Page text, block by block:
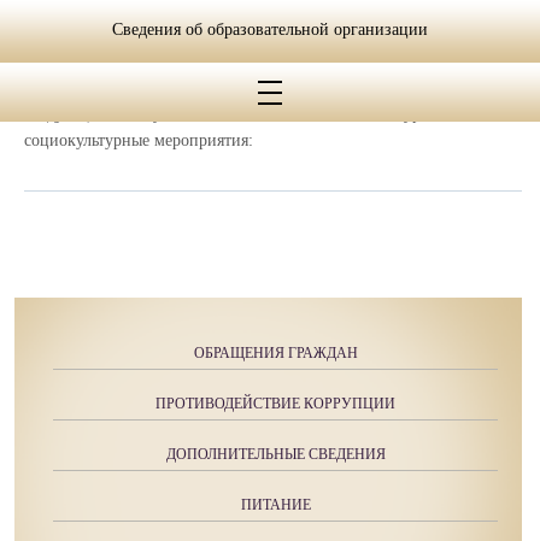
В декабре 2023 года на базе центра «Точка роста» проведены
социокультурные мероприятия:
ОБРАЩЕНИЯ ГРАЖДАН
ПРОТИВОДЕЙСТВИЕ КОРРУПЦИИ
ДОПОЛНИТЕЛЬНЫЕ СВЕДЕНИЯ
ПИТАНИЕ
Сведения об образовательной организации